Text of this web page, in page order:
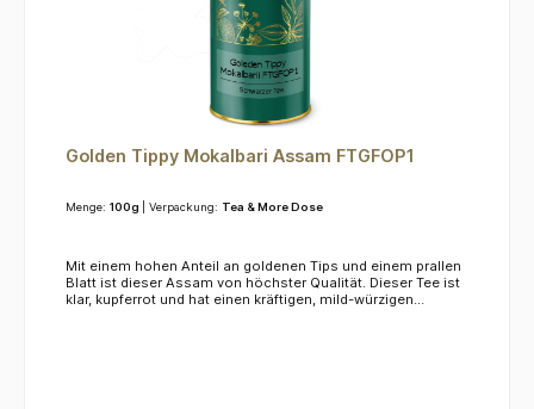
Golden Tippy Mokalbari Assam FTGFOP1
Menge: 100g | Verpackung: Tea & More Dose
Mit einem hohen Anteil an goldenen Tips und einem prallen
Blatt ist dieser Assam von höchster Qualität. Dieser Tee ist
klar, kupferrot und hat einen kräftigen, mild-würzigen